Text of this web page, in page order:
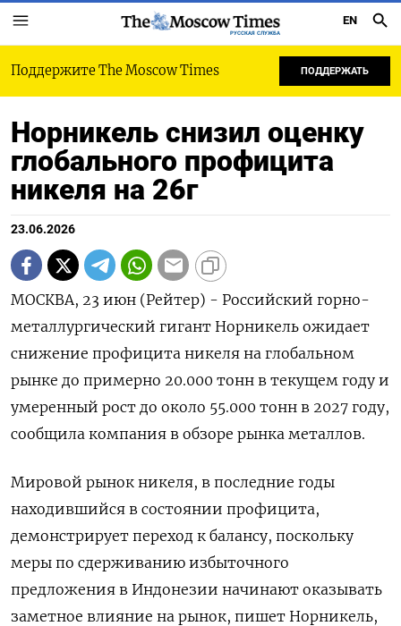
РУССКАЯ СЛУЖБА
EN
Поддержите The Moscow Times ПОДДЕРЖАТЬ
Норникель снизил оценку
глобального профицита
никеля на 26г
23.06.2026
МОСКВА, 23 июн (Рейтер) - Российский горно-
металлургический гигант Норникель ожидает
снижение профицита никеля на глобальном
рынке до примерно 20.000 тонн в текущем году и
умеренный рост до около 55.000 тонн ‌в 2027 году,
сообщила компания в обзоре рынка металлов.
Мировой рынок никеля, в последние годы
находившийся в состоянии профицита,
демонстрирует переход к балансу, поскольку
меры по сдерживанию ​избыточного
предложения в Индонезии начинают оказывать ​
заметное влияние на ​рынок, пишет ⁠Норникель,